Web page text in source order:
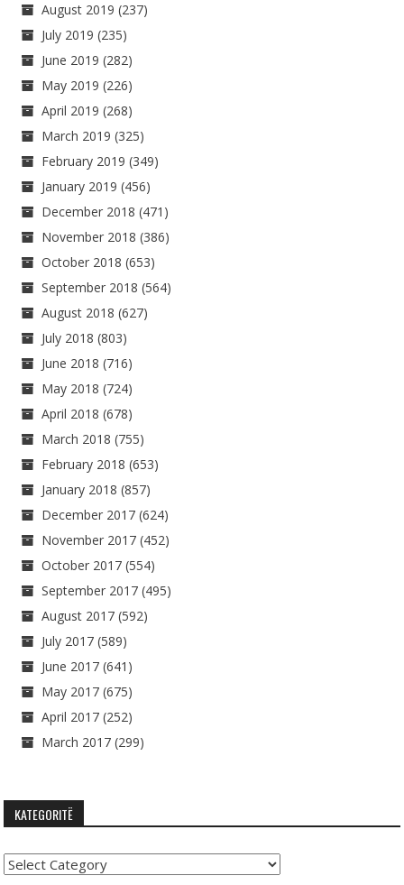
August 2019 (237)
July 2019 (235)
June 2019 (282)
May 2019 (226)
April 2019 (268)
March 2019 (325)
February 2019 (349)
January 2019 (456)
December 2018 (471)
November 2018 (386)
October 2018 (653)
September 2018 (564)
August 2018 (627)
July 2018 (803)
June 2018 (716)
May 2018 (724)
April 2018 (678)
March 2018 (755)
February 2018 (653)
January 2018 (857)
December 2017 (624)
November 2017 (452)
October 2017 (554)
September 2017 (495)
August 2017 (592)
July 2017 (589)
June 2017 (641)
May 2017 (675)
April 2017 (252)
March 2017 (299)
KATEGORITË
Kategoritë